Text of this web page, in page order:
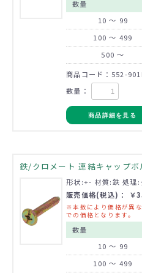
数量
10 ～ 99
100 ～ 499
500 ～
商品コード：552-
数量：
商品詳細を見る
鉄/クロメート 連結キャップボ
形状:+- 材質:鉄 処理:
販売価格(税込)： ￥
※本数により価格が異
での価格となります。
数量
10 ～ 99
100 ～ 499